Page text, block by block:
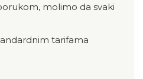
molimo da svaki
tarifama